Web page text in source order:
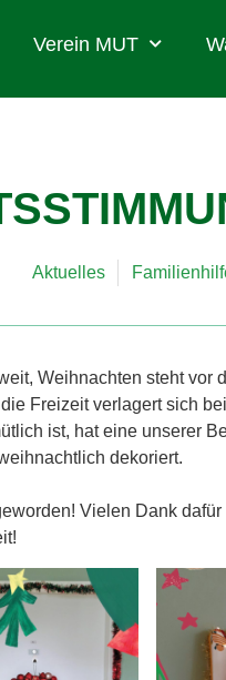
Verein MUT
Aktuelles
Weihnachten steht vor
Freizeit verlagert sich
ist, hat eine unserer
dekoriert.
Vielen Dank